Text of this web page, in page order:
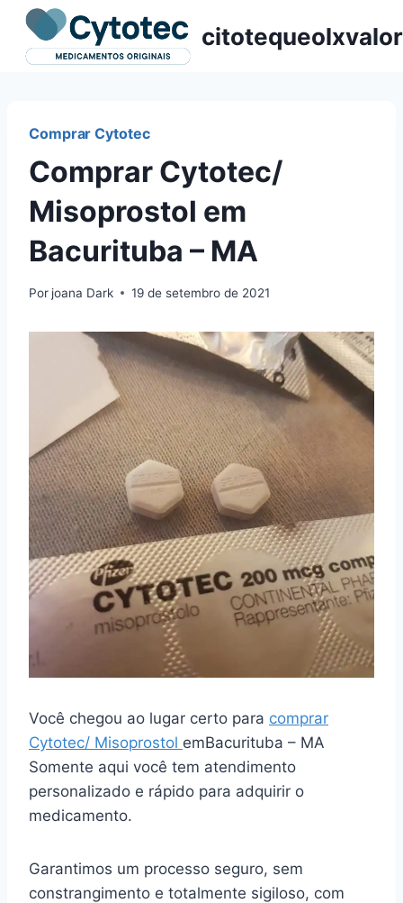
Pular
para
citotequeolxvalor
Comprar Cytotec
Comprar Cytotec/
Misoprostol em
Bacurituba – MA
Por joana Dark 19 de setembro de 2021
Você chegou ao lugar certo para comprar
Cytotec/ Misoprostol emBacurituba – MA
Somente aqui você tem atendimento
personalizado e rápido para adquirir o
medicamento.
Garantimos um processo seguro, sem
constrangimento e totalmente sigiloso, com